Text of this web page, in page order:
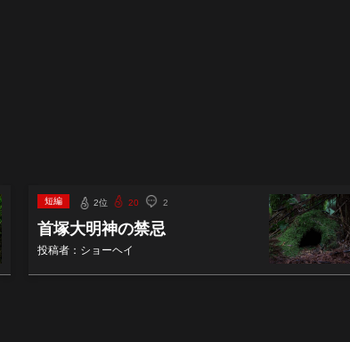
短編 2位 20 2
首塚大明神の禁忌
投稿者：ショーヘイ